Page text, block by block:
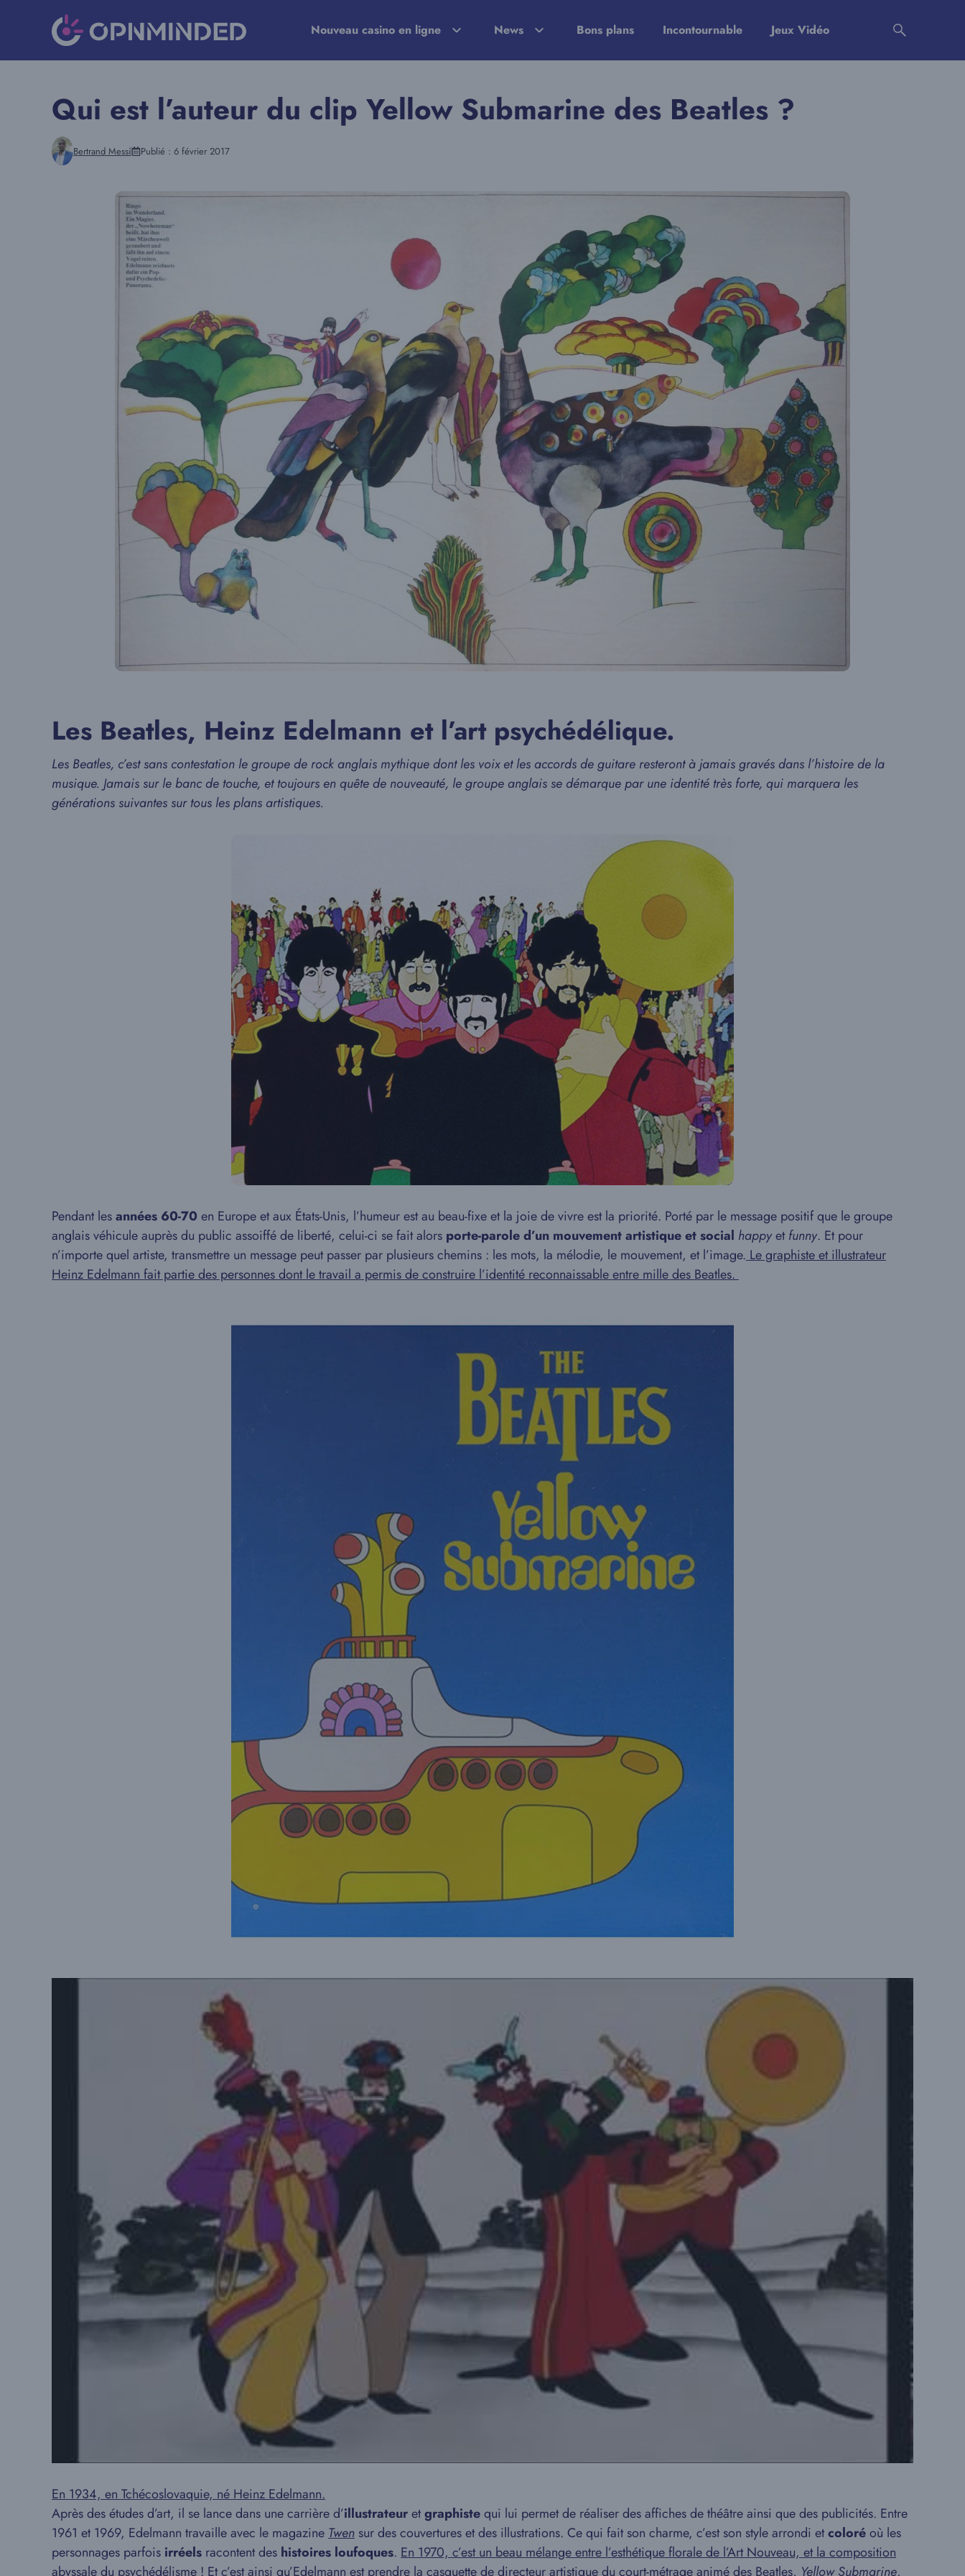
Nouveau casino en ligne News Bons plans Incontournable Jeux Vidéo
Qui est l’auteur du clip Yellow Submarine des Beatles ?
Bertrand Messi Publié : 6 février 2017
Les Beatles, Heinz Edelmann et l’art psychédélique.
Les Beatles, c’est sans contestation le groupe de rock anglais mythique dont les voix et les accords de guitare resteront à jamais gravés dans l’histoire de la
musique. Jamais sur le banc de touche, et toujours en quête de nouveauté, le groupe anglais se démarque par une identité très forte, qui marquera les
générations suivantes sur tous les plans artistiques.
Pendant lesannées 60-70 en Europe et aux États-Unis, l’humeur est au beau-fixe et la joie de vivre est la priorité. Porté par le message positif que le groupe
anglais véhicule auprès du public assoiffé de liberté, celui-ci se fait alors porte-parole d’un mouvement artistiqueet social happyetfunny. Et pour
n’importe quel artiste, transmettre un message peut passer par plusieurs chemins : les mots, la mélodie, le mouvement, et l’image. Le graphiste et illustrateur
Heinz Edelmann fait partie des personnes dont le travail a permis de construire l’identité reconnaissable entre mille des Beatles.
En 1934, en Tchécoslovaquie, né Heinz Edelmann.
Après des études d’art, il se lance dans une carrière d’illustrateuretgraphistequi lui permet de réaliser des affiches de théâtre ainsi que des publicités. Entre
1961 et 1969, Edelmann travaille avec le magazine Twen sur des couvertures et des illustrations. Ce qui fait son charme, c’est son style arrondi etcoloréoù les
personnages parfois irréels racontent des histoires loufoques. En 1970, c’est un beau mélange entre l’esthétique florale de l’Art Nouveau, et la composition
abyssale du psychédélisme ! Et c’est ainsi qu’Edelmann est prendre la casquette de directeur artistique du court-métrage animé des Beatles, Yellow Submarine,